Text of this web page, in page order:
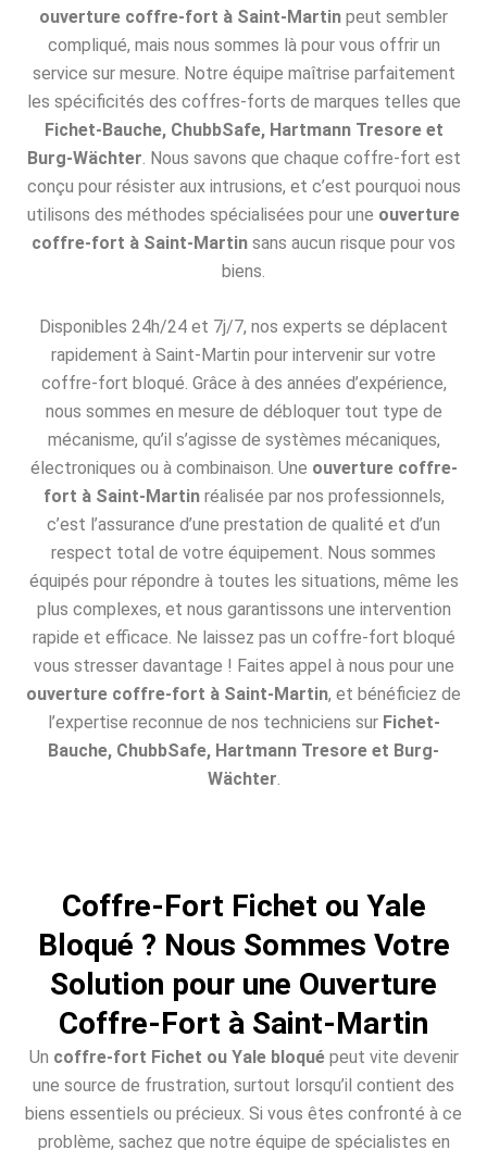
ouverture coffre-fort à Saint-Martin peut sembler
compliqué, mais nous sommes là pour vous offrir un
service sur mesure. Notre équipe maîtrise parfaitement
les spécificités des coffres-forts de marques telles que
Fichet-Bauche, ChubbSafe, Hartmann Tresore et
Burg-Wächter . Nous savons que chaque coffre-fort est
conçu pour résister aux intrusions, et c’est pourquoi nous
utilisons des méthodes spécialisées pour une ouverture
coffre-fort à Saint-Martin sans aucun risque pour vos
biens.
Disponibles 24h/24 et 7j/7, nos experts se déplacent
rapidement à Saint-Martin pour intervenir sur votre
coffre-fort bloqué. Grâce à des années d’expérience,
nous sommes en mesure de débloquer tout type de
mécanisme, qu’il s’agisse de systèmes mécaniques,
électroniques ou à combinaison. Une ouverture coffre-
fort à Saint-Martinréalisée par nos professionnels,
c’est l’assurance d’une prestation de qualité et d’un
respect total de votre équipement. Nous sommes
équipés pour répondre à toutes les situations, même les
plus complexes, et nous garantissons une intervention
rapide et efficace. Ne laissez pas un coffre-fort bloqué
vous stresser davantage ! Faites appel à nous pour une
ouverture coffre-fort à Saint-Martin, et bénéficiez de
l’expertise reconnue de nos techniciens sur Fichet-
Bauche, ChubbSafe, Hartmann Tresore et Burg-
Wächter.
Coffre-Fort Fichet ou Yale
Bloqué ? Nous Sommes Votre
Solution pour une Ouverture
Coffre-Fort à Saint-Martin
Un coffre-fort Fichet ou Yale bloquépeut vite devenir
une source de frustration, surtout lorsqu’il contient des
biens essentiels ou précieux. Si vous êtes confronté à ce
problème, sachez que notre équipe de spécialistes en